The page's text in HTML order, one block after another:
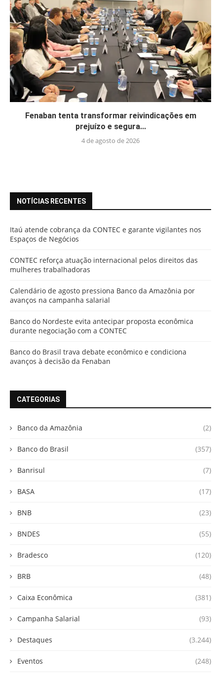
Fenaban tenta transformar reivindicações em
prejuízo e segura...
4 de agosto de 2026
NOTÍCIAS RECENTES
Itaú atende cobrança da CONTEC e garante vigilantes nos
Espaços de Negócios
CONTEC reforça atuação internacional pelos direitos das
mulheres trabalhadoras
Calendário de agosto pressiona Banco da Amazônia por
avanços na campanha salarial
Banco do Nordeste evita antecipar proposta econômica
durante negociação com a CONTEC
Banco do Brasil trava debate econômico e condiciona
avanços à decisão da Fenaban
CATEGORIAS
Banco da Amazônia (2)
Banco do Brasil (357)
Banrisul (7)
BASA (17)
BNB (23)
BNDES (55)
Bradesco (120)
BRB (48)
Caixa Econômica (381)
Campanha Salarial (93)
Destaques (3.244)
Eventos (248)